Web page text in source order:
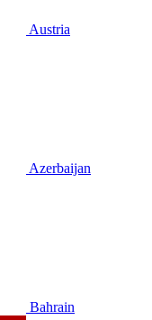
Austria
Azerbaijan
Bahrain